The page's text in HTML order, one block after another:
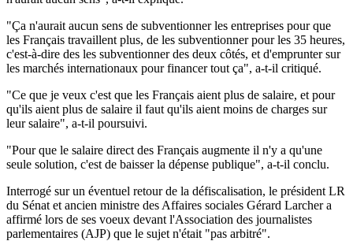
"Ça n'aurait aucun sens de subventionner les entreprises pour que
les Français travaillent plus, de les subventionner pour les 35 heures,
c'est-à-dire des les subventionner des deux côtés, et d'emprunter sur
les marchés internationaux pour financer tout ça", a-t-il critiqué.
"Ce que je veux c'est que les Français aient plus de salaire, et pour
qu'ils aient plus de salaire il faut qu'ils aient moins de charges sur
leur salaire", a-t-il poursuivi.
"Pour que le salaire direct des Français augmente il n'y a qu'une
seule solution, c'est de baisser la dépense publique", a-t-il conclu.
Interrogé sur un éventuel retour de la défiscalisation, le président LR
du Sénat et ancien ministre des Affaires sociales Gérard Larcher a
affirmé lors de ses voeux devant l'Association des journalistes
parlementaires (AJP) que le sujet n'était "pas arbitré".